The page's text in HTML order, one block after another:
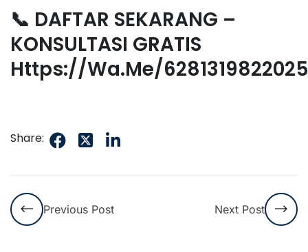
📞 DAFTAR SEKARANG –
KONSULTASI GRATIS
Https://wa.me/6281319822025
Share:
Previous Post Next Post